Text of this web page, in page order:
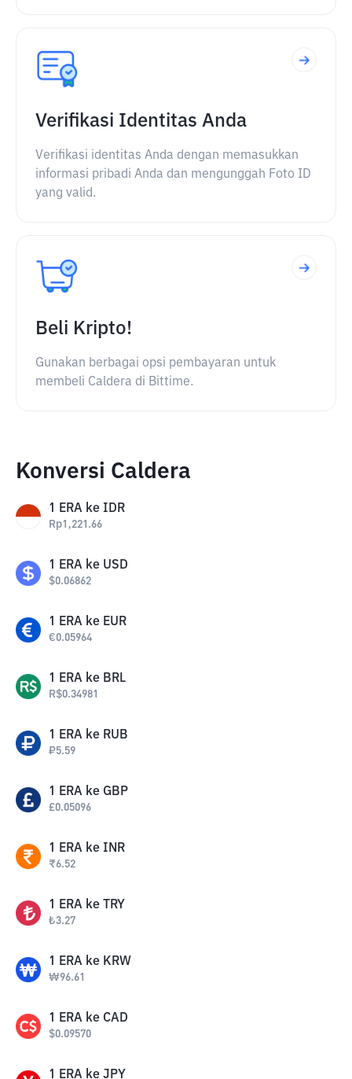
Verifikasi Identitas Anda
Verifikasi identitas Anda dengan memasukkan
informasi pribadi Anda dan mengunggah Foto ID
yang valid.
Beli Kripto!
Gunakan berbagai opsi pembayaran untuk
membeli Caldera di Bittime.
Konversi Caldera
1 ERA ke IDR
Rp1,221.66
1 ERA ke USD
$0.06862
1 ERA ke EUR
€0.05964
1 ERA ke BRL
R$0.34981
1 ERA ke RUB
₽5.59
1 ERA ke GBP
£0.05096
1 ERA ke INR
₹6.52
1 ERA ke TRY
₺3.27
1 ERA ke KRW
₩96.61
1 ERA ke CAD
$0.09570
1 ERA ke JPY